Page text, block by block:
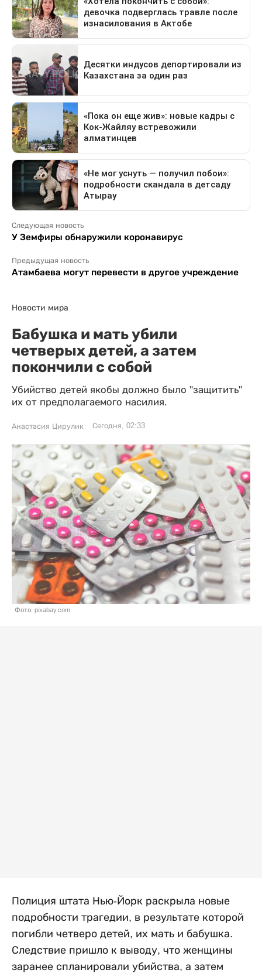
Следующая новость
У Земфиры обнаружили коронавирус
Предыдущая новость
Атамбаева могут перевести в другое учреждение
Новости мира
Бабушка и мать убили
четверых детей, а затем
покончили с собой
Убийство детей якобы должно было "защитить"
их от предполагаемого насилия.
Анастасия Цирулик Сегодня, 02:33
Фото: pixabay.com
Полиция штата Нью-Йорк раскрыла новые
подробности трагедии, в результате которой
погибли четверо детей, их мать и бабушка.
Следствие пришло к выводу, что женщины
заранее спланировали убийства, а затем